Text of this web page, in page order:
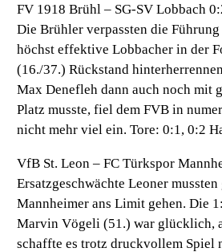
FV 1918 Brühl – SG-SV Lobbach
Die Brühler verpassten die Führung
höchst effektive Lobbacher in der
(16./37.) Rückstand
Max Denefleh dann auch noch mit
Platz musste, fiel dem FVB in
nicht mehr viel ein. Tore: 0:1, 0:2
VfB St. Leon – FC Türkspor
Ersatzgeschwächte Leoner
Mannheimer ans Limit gehen. Die
Marvin Vögeli (51.) war glücklich,
schaffte es trotz druckvollem Spiel